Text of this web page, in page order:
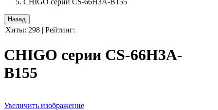
CHIGO серии CS-66H3A-B155
Хиты: 298 | Рейтинг:
CHIGO серии CS-66H3A-
B155
Увеличить изображение